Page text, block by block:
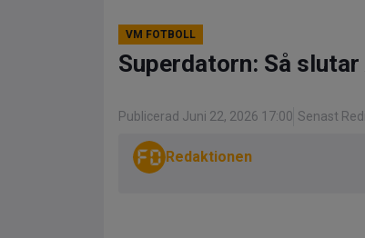
VM FOTBOLL
Superdatorn: Så
Publicerad Juni 22, 2026 17:00 Senast
Redaktionen